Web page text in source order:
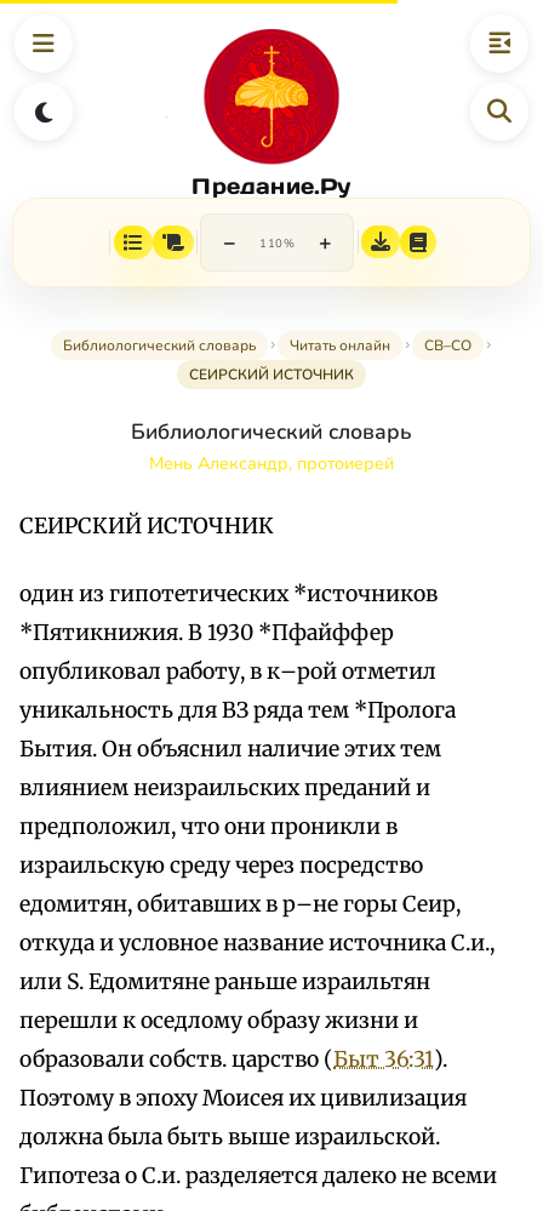
Предание.Ру
− 110% +
Библиологический словарь Читать онлайн
СВ–СО
СЕИРСКИЙ ИСТОЧНИК
Библиологический словарь
Мень Александр, протоиерей
СЕИРСКИЙ ИСТОЧНИК
один из гипотетических *источников
*Пятикнижия. В 1930 *Пфайффер
опубликовал работу, в к–рой отметил
уникальность для ВЗ ряда тем *Пролога
Бытия. Он объяснил наличие этих тем
влиянием неизраильских преданий и
предположил, что они проникли в
израильскую среду через посредство
едомитян, обитавших в р–не горы Сеир,
откуда и условное название источника С.и.,
или S. Едомитяне раньше израильтян
перешли к оседлому образу жизни и
образовали собств. царство (Быт 36:31).
Поэтому в эпоху Моисея их цивилизация
должна была быть выше израильской.
Гипотеза о С.и. разделяется далеко не всеми